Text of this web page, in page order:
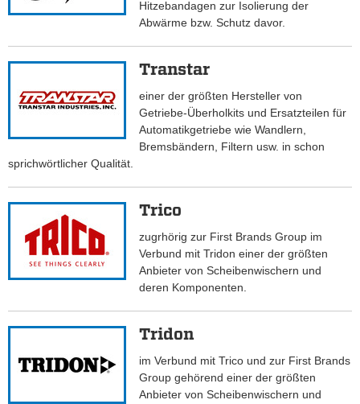
Hitzebandagen zur Isolierung der
Abwärme bzw. Schutz davor.
Transtar
einer der größten Hersteller von
Getriebe-Überholkits und Ersatzteilen für
Automatikgetriebe wie Wandlern,
Bremsbändern, Filtern usw. in schon
sprichwörtlicher Qualität.
Trico
zugrhörig zur First Brands Group im
Verbund mit Tridon einer der größten
Anbieter von Scheibenwischern und
deren Komponenten.
Tridon
im Verbund mit Trico und zur First Brands
Group gehörend einer der größten
Anbieter von Scheibenwischern und